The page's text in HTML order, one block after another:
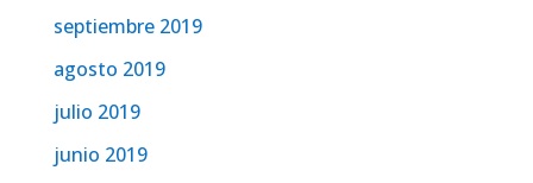
septiembre 2019
agosto 2019
julio 2019
junio 2019